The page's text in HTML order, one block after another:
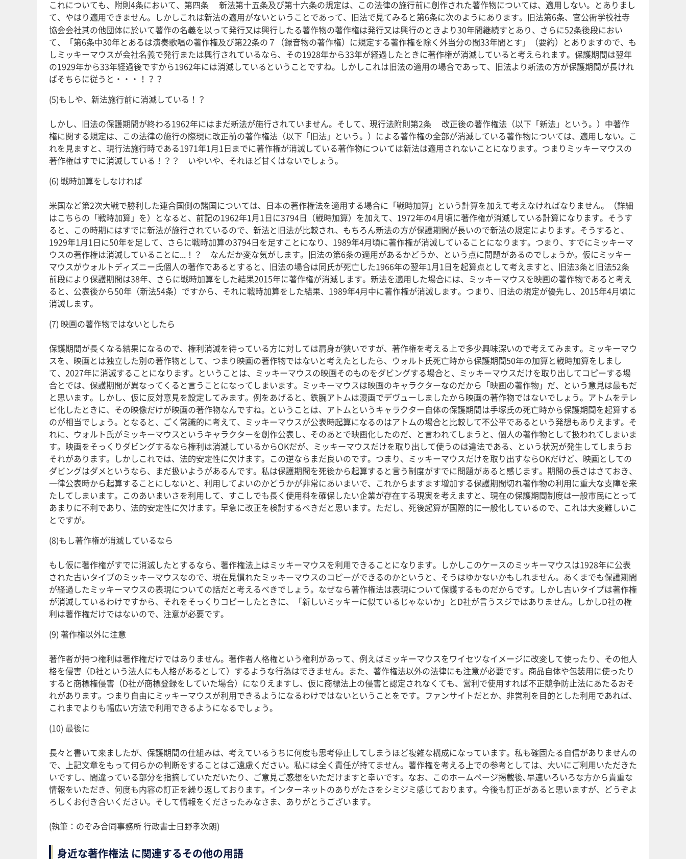
これについても、附則4条において、第四条 新法第十五条及び第十六条の規定は、この法律の施行前に創作された著作物については、適用しない。とありまし
て、やはり適用できません。しかしこれは新法の適用がないということであって、旧法で見てみると第6条に次のようにあります。旧法第6条、官公衙学校社寺
協会会社其の他団体に於いて著作の名義を以って発行又は興行したる著作物の著作権は発行又は興行のときより30年間継続すとあり、さらに52条後段におい
て、「第6条中30年とあるは演奏歌唱の著作権及び第22条の７（録音物の著作権）に規定する著作権を除く外当分の間33年間とす」（要約）とありますので、も
しミッキーマウスが会社名義で発行または興行されているなら、その1928年から33年が経過したときに著作権が消滅していると考えられます。保護期間は翌年
の1929年から33年経過後ですから1962年には消滅しているということですね。しかしこれは旧法の適用の場合であって、旧法より新法の方が保護期間が長けれ
ばそちらに従うと・・・！？？
(5)もしや、新法施行前に消滅している！？
しかし、旧法の保護期間が終わる1962年にはまだ新法が施行されていません。そして、現行法附則第2条 改正後の著作権法（以下「新法」という。）中著作
権に関する規定は、この法律の施行の際現に改正前の著作権法（以下「旧法」という。）による著作権の全部が消滅している著作物については、適用しない。こ
れを見ますと、現行法施行時である1971年1月1日までに著作権が消滅している著作物については新法は適用されないことになります。つまりミッキーマウスの
著作権はすでに消滅している！？？ いやいや、それほど甘くはないでしょう。
(6) 戦時加算をしなければ
米国など第2次大戦で勝利した連合国側の諸国については、日本の著作権法を適用する場合に「戦時加算」という計算を加えて考えなければなりません。（詳細
はこちらの「戦時加算」を）となると、前記の1962年1月1日に3794日（戦時加算）を加えて、1972年の4月頃に著作権が消滅している計算になります。そうす
ると、この時期にはすでに新法が施行されているので、新法と旧法が比較され、もちろん新法の方が保護期間が長いので新法の規定によります。そうすると、
1929年1月1日に50年を足して、さらに戦時加算の3794日を足すことになり、1989年4月頃に著作権が消滅していることになります。つまり、すでにミッキーマ
ウスの著作権は消滅していることに...！？ なんだか変な気がします。旧法の第6条の適用があるかどうか、という点に問題があるのでしょうか。仮にミッキー
マウスがウォルトディズニー氏個人の著作であるとすると、旧法の場合は同氏が死亡した1966年の翌年1月1日を起算点として考えますと、旧法3条と旧法52条
前段により保護期間は38年、さらに戦時加算をした結果2015年に著作権が消滅します。新法を適用した場合には、ミッキーマウスを映画の著作物であると考え
ると、公表後から50年（新法54条）ですから、それに戦時加算をした結果、1989年4月中に著作権が消滅します。つまり、旧法の規定が優先し、2015年4月頃に
消滅します。
(7) 映画の著作物ではないとしたら
保護期間が長くなる結果になるので、権利消滅を待っている方に対しては肩身が狭いですが、著作権を考える上で多少興味深いので考えてみます。ミッキーマウ
スを、映画とは独立した別の著作物として、つまり映画の著作物ではないと考えたとしたら、ウォルト氏死亡時から保護期間50年の加算と戦時加算をしまし
て、2027年に消滅することになります。ということは、ミッキーマウスの映画そのものをダビングする場合と、ミッキーマウスだけを取り出してコピーする場
合とでは、保護期間が異なってくると言うことになってしまいます。ミッキーマウスは映画のキャラクターなのだから「映画の著作物」だ、という意見は最もだ
と思います。しかし、仮に反対意見を設定してみます。例をあげると、鉄腕アトムは漫画でデヴューしましたから映画の著作物ではないでしょう。アトムをテレ
ビ化したときに、その映像だけが映画の著作物なんですね。ということは、アトムというキャラクター自体の保護期間は手塚氏の死亡時から保護期間を起算する
のが相当でしょう。となると、ごく常識的に考えて、ミッキーマウスが公表時起算になるのはアトムの場合と比較して不公平であるという発想もありえます。そ
れに、ウォルト氏がミッキーマウスというキャラクターを創作公表し、そのあとで映画化したのだ、と言われてしまうと、個人の著作物として扱われてしまいま
す。映画をそっくりダビングするなら権利は消滅しているからOKだが、ミッキーマウスだけを取り出して使うのは違法である、という状況が発生してしまうお
それがあります。しかしこれでは、法的安定性に欠けます。この逆ならまだ良いのです。つまり、ミッキーマウスだけを取り出すならOKだけど、映画としての
ダビングはダメというなら、まだ扱いようがあるんです。私は保護期間を死後から起算すると言う制度がすでに問題があると感じます。期間の長さはさておき、
一律公表時から起算することにしないと、利用してよいのかどうかが非常にあいまいで、これからますます増加する保護期間切れ著作物の利用に重大な支障を来
たしてしまいます。このあいまいさを利用して、すこしでも長く使用料を確保したい企業が存在する現実を考えますと、現在の保護期間制度は一般市民にとって
あまりに不利であり、法的安定性に欠けます。早急に改正を検討するべきだと思います。ただし、死後起算が国際的に一般化しているので、これは大変難しいこ
とですが。
(8)もし著作権が消滅しているなら
もし仮に著作権がすでに消滅したとするなら、著作権法上はミッキーマウスを利用できることになります。しかしこのケースのミッキーマウスは1928年に公表
された古いタイプのミッキーマウスなので、現在見慣れたミッキーマウスのコピーができるのかというと、そうはゆかないかもしれません。あくまでも保護期間
が経過したミッキーマウスの表現についての話だと考えるべきでしょう。なぜなら著作権法は表現について保護するものだからです。しかし古いタイプは著作権
が消滅しているわけですから、それをそっくりコピーしたときに、「新しいミッキーに似ているじゃないか」とD社が言うスジではありません。しかしD社の権
利は著作権だけではないので、注意が必要です。
(9) 著作権以外に注意
著作者が持つ権利は著作権だけではありません。著作者人格権という権利があって、例えばミッキーマウスをワイセツなイメージに改変して使ったり、その他人
格を侵害（D社という法人にも人格があるとして）するような行為はできません。また、著作権法以外の法律にも注意が必要です。商品自体や包装用に使ったり
すると商標権侵害（D社が商標登録をしていた場合）になりえますし、仮に商標法上の侵害と認定されなくても、営利で使用すれば不正競争防止法にあたるおそ
れがあります。つまり自由にミッキーマウスが利用できるようになるわけではないということをです。ファンサイトだとか、非営利を目的とした利用であれば、
これまでよりも幅広い方法で利用できるようになるでしょう。
(10) 最後に
長々と書いて来ましたが、保護期間の仕組みは、考えているうちに何度も思考停止してしまうほど複雑な構成になっています。私も確固たる自信がありませんの
で、上記文章をもって何らかの判断をすることはご遠慮ください。私には全く責任が持てません。著作権を考える上での参考としては、大いにご利用いただきた
いですし、間違っている部分を指摘していただいたり、ご意見ご感想をいただけますと幸いです。なお、このホームページ掲載後､早速いろいろな方から貴重な
情報をいただき、何度も内容の訂正を繰り返しております。インターネットのありがたさをシミジミ感じております。今後も訂正があると思いますが、どうぞよ
ろしくお付き合いください。そして情報をくださったみなさま、ありがとうございます。
(執筆：のぞみ合同事務所 行政書士日野孝次朗)
身近な著作権法 に関連するその他の用語